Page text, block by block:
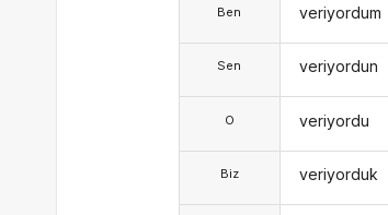
Ben
Sen
O
Biz
veriyordum
veriyordun
veriyordu
veriyorduk